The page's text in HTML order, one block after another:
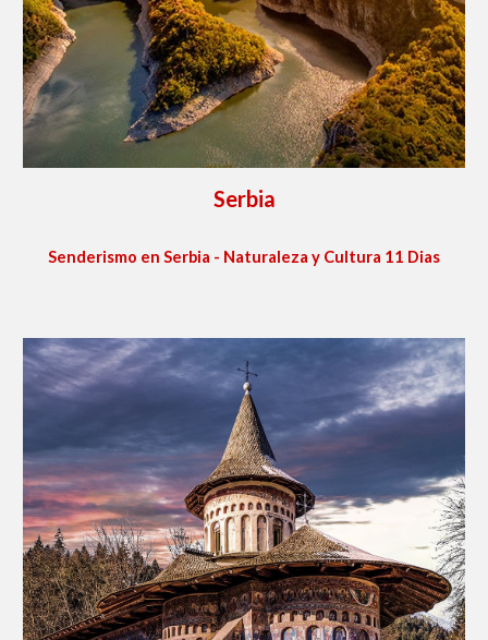
Serbia
Senderismo en Serbia - Naturaleza y Cultura 11 Dias